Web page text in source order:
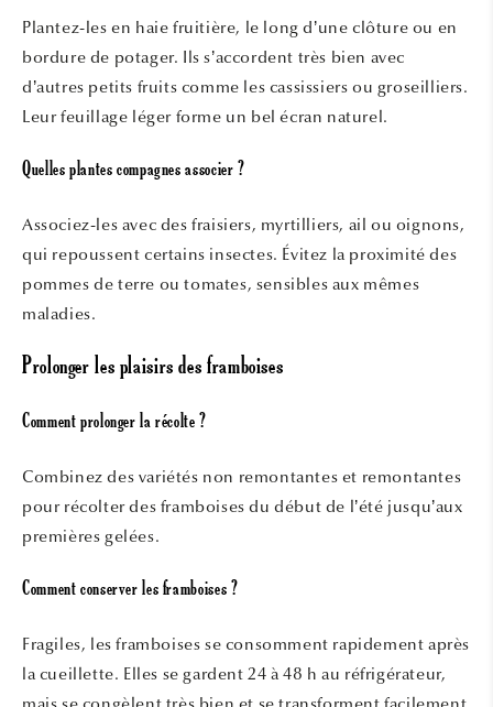
Plantez-les en haie fruitière, le long d’une clôture ou en
bordure de potager. Ils s’accordent très bien avec
d’autres petits fruits comme les cassissiers ou groseilliers.
Leur feuillage léger forme un bel écran naturel.
Quelles plantes compagnes associer ?
Associez-les avec des fraisiers, myrtilliers, ail ou oignons,
qui repoussent certains insectes. Évitez la proximité des
pommes de terre ou tomates, sensibles aux mêmes
maladies.
Prolonger les plaisirs des framboises
Comment prolonger la récolte ?
Combinez des variétés non remontantes et remontantes
pour récolter des framboises du début de l’été jusqu’aux
premières gelées.
Comment conserver les framboises ?
Fragiles, les framboises se consomment rapidement après
la cueillette. Elles se gardent 24 à 48 h au réfrigérateur,